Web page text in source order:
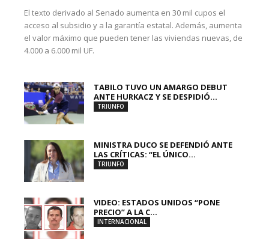
El texto derivado al Senado aumenta en 30 mil cupos el
acceso al subsidio y a la garantía estatal. Además, aumenta
el valor máximo que pueden tener las viviendas nuevas, de
4.000 a 6.000 mil UF.
TABILO TUVO UN AMARGO DEBUT
ANTE HURKACZ Y SE DESPIDIÓ...
TRIUNFO
MINISTRA DUCO SE DEFENDIÓ ANTE
LAS CRÍTICAS: “EL ÚNICO...
TRIUNFO
VIDEO: ESTADOS UNIDOS “PONE
PRECIO” A LA C...
INTERNACIONAL